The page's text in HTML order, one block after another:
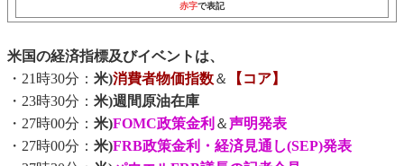
赤字で表記
米国の経済指標及びイベントは、
・21時30分： 米)消費者物価指数＆
【コア】
・23時30分： 米)週間原油在庫
・27時00分： 米)FOMC政策金利 ＆声明発表
・27時00分： 米)FRB政策金利・経済見通し(SEP)発表